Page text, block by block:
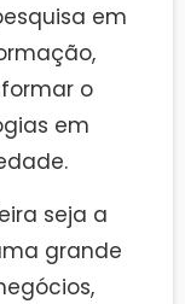
em
o
em
seja a
grande